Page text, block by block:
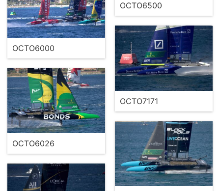
OCTO6500
OCTO6000
OCTO7171
OCTO6026